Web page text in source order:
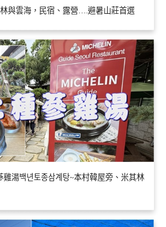
與雲海，民宿、露營….避暑山莊首選
湯백년토종삼계탕~本村韓屋旁、米其林